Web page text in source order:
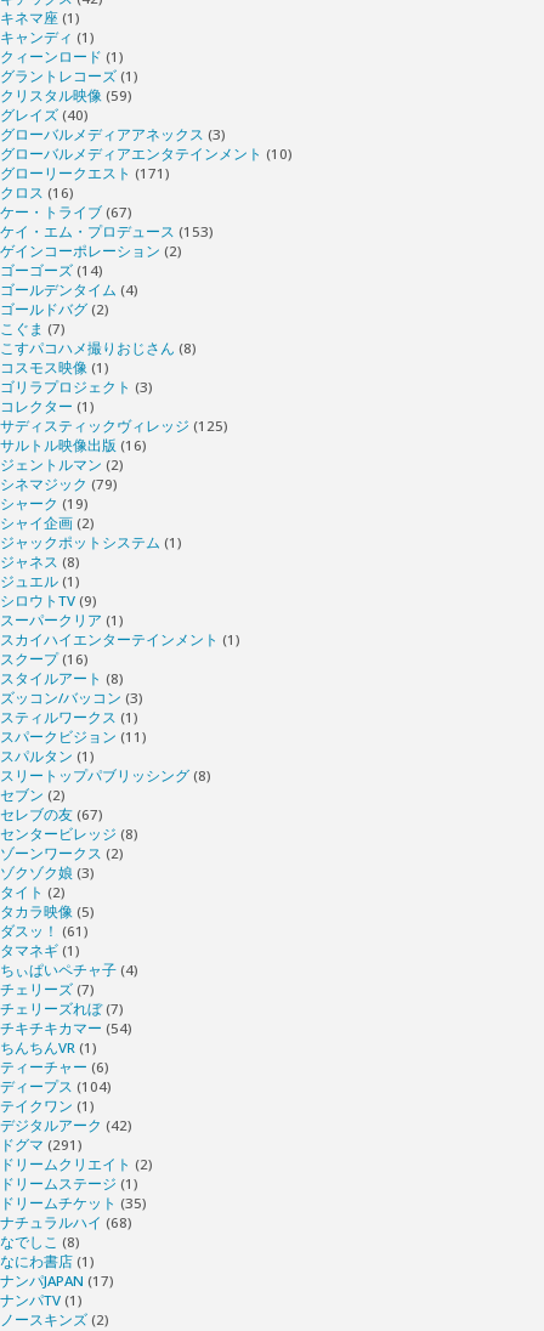
キネマ座 (1)
キャンディ (1)
クィーンロード (1)
グラントレコーズ (1)
クリスタル映像 (59)
グレイズ (40)
グローバルメディアアネックス (3)
グローバルメディアエンタテインメント (10)
グローリークエスト (171)
クロス (16)
ケー・トライブ (67)
ケイ・エム・プロデュース (153)
ゲインコーポレーション (2)
ゴーゴーズ (14)
ゴールデンタイム (4)
ゴールドバグ (2)
こぐま (7)
こすパコハメ撮りおじさん (8)
コスモス映像 (1)
ゴリラプロジェクト (3)
コレクター (1)
サディスティックヴィレッジ (125)
サルトル映像出版 (16)
ジェントルマン (2)
シネマジック (79)
シャーク (19)
シャイ企画 (2)
ジャックポットシステム (1)
ジャネス (8)
ジュエル (1)
シロウトTV (9)
スーパークリア (1)
スカイハイエンターテインメント (1)
スクープ(16)
スタイルアート (8)
ズッコン/バッコン (3)
スティルワークス (1)
スパークビジョン (11)
スパルタン (1)
スリートップパブリッシング (8)
セブン (2)
セレブの友 (67)
センタービレッジ (8)
ゾーンワークス (2)
ゾクゾク娘 (3)
タイト (2)
タカラ映像 (5)
ダスッ！ (61)
タマネギ (1)
ちぃぱいペチャ子 (4)
チェリーズ (7)
チェリーズれぼ(7)
チキチキカマー (54)
ちんちんVR (1)
ティーチャー (6)
ディープス (104)
テイクワン (1)
デジタルアーク (42)
ドグマ (291)
ドリームクリエイト (2)
ドリームステージ (1)
ドリームチケット (35)
ナチュラルハイ (68)
なでしこ (8)
なにわ書店 (1)
ナンパJAPAN (17)
ナンパTV (1)
ノースキンズ (2)